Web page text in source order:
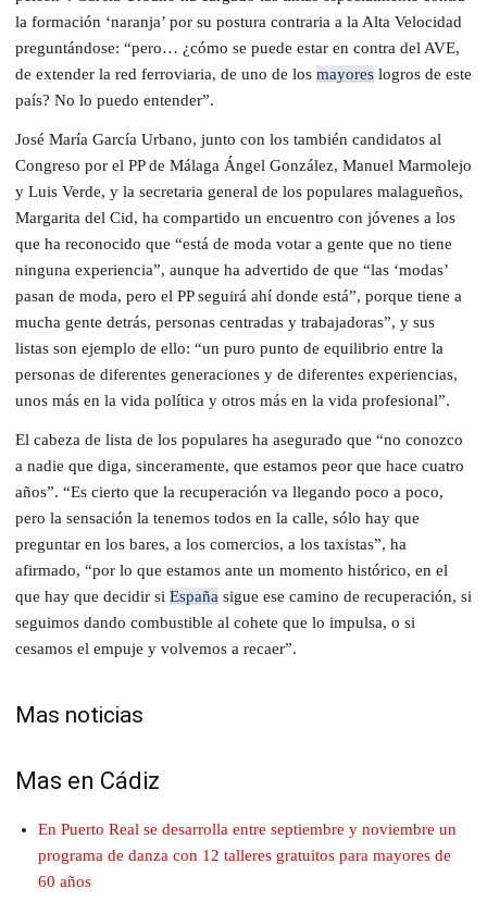
la formación ‘naranja’ por su postura contraria a la Alta Velocidad
preguntándose: “pero… ¿cómo se puede estar en contra del AVE,
de extender la red ferroviaria, de uno de los mayores logros de este
país? No lo puedo entender”.
José María García Urbano, junto con los también candidatos al
Congreso por el PP de Málaga Ángel González, Manuel Marmolejo
y Luis Verde, y la secretaria general de los populares malagueños,
Margarita del Cid, ha compartido un encuentro con jóvenes a los
que ha reconocido que “está de moda votar a gente que no tiene
ninguna experiencia”, aunque ha advertido de que “las ‘modas’
pasan de moda, pero el PP seguirá ahí donde está”, porque tiene a
mucha gente detrás, personas centradas y trabajadoras”, y sus
listas son ejemplo de ello: “un puro punto de equilibrio entre la
personas de diferentes generaciones y de diferentes experiencias,
unos más en la vida política y otros más en la vida profesional”.
El cabeza de lista de los populares ha asegurado que “no conozco
a nadie que diga, sinceramente, que estamos peor que hace cuatro
años”. “Es cierto que la recuperación va llegando poco a poco,
pero la sensación la tenemos todos en la calle, sólo hay que
preguntar en los bares, a los comercios, a los taxistas”, ha
afirmado, “por lo que estamos ante un momento histórico, en el
que hay que decidir si España sigue ese camino de recuperación, si
seguimos dando combustible al cohete que lo impulsa, o si
cesamos el empuje y volvemos a recaer”.
Mas noticias
Mas en Cádiz
En Puerto Real se desarrolla entre septiembre y noviembre un
programa de danza con 12 talleres gratuitos para mayores de
60 años